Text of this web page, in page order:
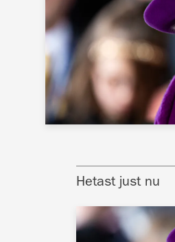
Hetast just nu